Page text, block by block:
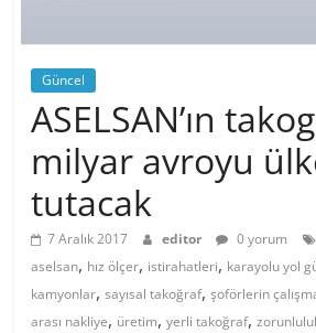
Güncel
ASELSAN’ın
milyar avroyu
tutacak
7 Aralık 2017 editor 0 yorum
aselsan, hız ölçer, istirahatleri, karayolu yol
kamyonlar,sayısal takoğraf,şoförlerin
arası nakliye, üretim,yerli takoğraf,